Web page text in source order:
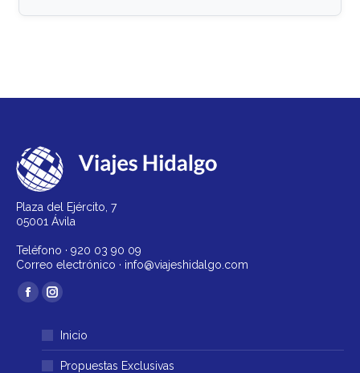
Plaza del Ejército, 7
05001 Ávila
Teléfono · 920 03 90 09
Correo electrónico · info@viajeshidalgo.com
Encuéntranos en:
Facebook
abre
Instagram
se
abre
Inicio
Propuestas Exclusivas